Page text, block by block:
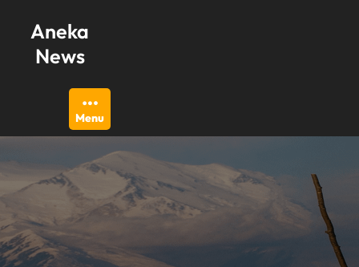
content
Aneka
News
Menu